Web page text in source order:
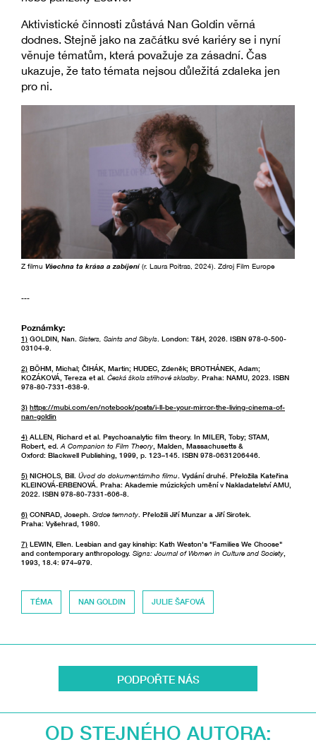
Aktivistické činnosti zůstává Nan Goldin věrná
dodnes. Stejně jako na začátku své kariéry se i nyní
věnuje tématům, která považuje za zásadní. Čas
ukazuje, že tato témata nejsou důležitá zdaleka jen
pro ni.
Z filmu Všechna ta krása a zabíjení(r. Laura Poitras, 2024). Zdroj Film Europe
---
Poznámky:
1) GOLDIN, Nan. Sisters, Saints and Sibyls . London: T&H, 2026. ISBN 978-0-500-
03104-9.
2) BÖHM, Michal; ČIHÁK, Martin; HUDEC, Zdeněk; BROTHÁNEK, Adam;
KOZÁKOVÁ, Tereza et al. Česká škola střihové skladby . Praha: NAMU, 2023. ISBN
978-80-7331-638-9.
3) https://mubi.com/en/notebook/posts/i-ll-be-your-mirror-the-living-cinema-of-
nan-goldin
4) ALLEN, Richard et al. Psychoanalytic film theory. In MILER, Toby; STAM,
Robert, ed.A Companion to Film Theory, Malden, Massachusetts &
Oxford: Blackwell Publishing, 1999, p. 123–145. ISBN 978-0631206446.
5) NICHOLS, Bill. Úvod do dokumentárního filmu. Vydání druhé. Přeložila Kateřina
KLEINOVÁ-ERBENOVÁ. Praha: Akademie múzických umění v Nakladatelství AMU,
2022. ISBN 978-80-7331-606-8.
6) CONRAD, Joseph. Srdce temnoty. Přeložili Jiří Munzar a Jiří Sirotek.
Praha: Vyšehrad, 1980.
7) LEWIN, Ellen. Lesbian and gay kinship: Kath Weston's "Families We Choose"
and contemporary anthropology. Signs: Journal of Women in Culture and Society,
1993, 18.4: 974–979.
TÉMA NAN GOLDIN JULIE ŠAFOVÁ
PODPOŘTE NÁS
OD STEJNÉHO AUTORA: